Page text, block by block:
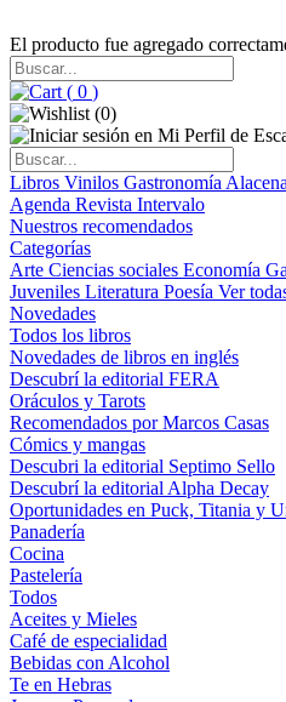
El producto fue agregado
( 0 )
(0)
Libros Vinilos Gastronomía Alacena
Agenda Revista Intervalo
Nuestros recomendados
Categorías
Arte Ciencias sociales Economía
Juveniles Literatura Poesía Ver
Novedades
Todos los libros
Novedades de libros en inglés
Descubrí la editorial FERA
Oráculos y Tarots
Recomendados por Marcos Casas
Cómics y mangas
Descubri la editorial Septimo Sello
Descubrí la editorial Alpha Decay
Oportunidades en Puck, Titania y
Panadería
Cocina
Pastelería
Todos
Aceites y Mieles
Café de especialidad
Bebidas con Alcohol
Te en Hebras